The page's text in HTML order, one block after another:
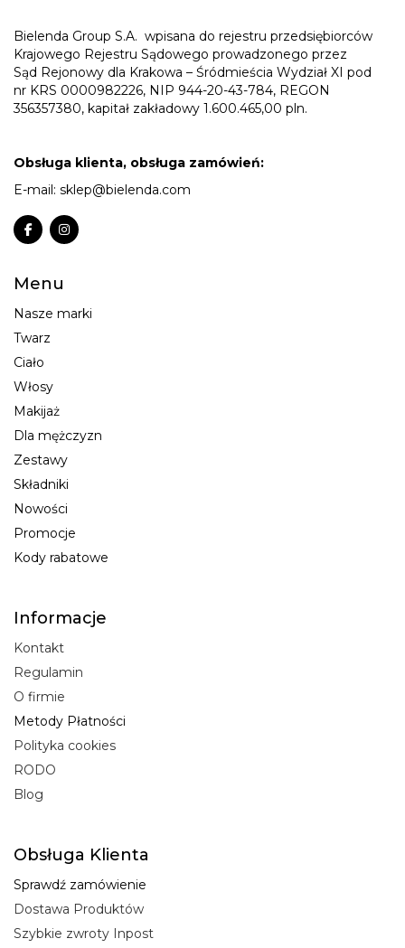
Bielenda Group S.A. wpisana do rejestru przedsiębiorców
Krajowego Rejestru Sądowego prowadzonego przez
Sąd Rejonowy dla Krakowa – Śródmieścia Wydział XI pod
nr KRS 0000982226, NIP 944-20-43-784, REGON
356357380, kapitał zakładowy 1.600.465,00 pln.
Obsługa klienta, obsługa zamówień:
E-mail: sklep@bielenda.com
Menu
Nasze marki
Twarz
Ciało
Włosy
Makijaż
Dla mężczyzn
Zestawy
Składniki
Nowości
Promocje
Kody rabatowe
Informacje
Kontakt
Regulamin
O firmie
Metody Płatności
Polityka cookies
RODO
Blog
Obsługa Klienta
Sprawdź zamówienie
Dostawa Produktów
Szybkie zwroty Inpost